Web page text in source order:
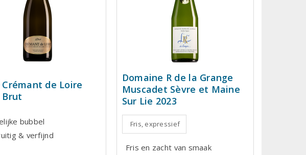
Crémant de Loire
Brut
bubbel
& verfijnd
Domaine R de la Grange
Muscadet Sèvre et Maine
Sur Lie 2023
Fris, expressief
Fris en zacht van smaak